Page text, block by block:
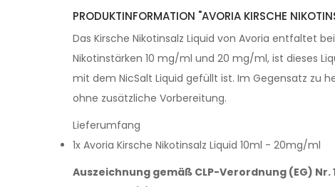
PRODUKTINFORMATION "AVORIA KIRSCHE
Das Kirsche Nikotinsalz Liquid von Avoria entfaltet
Nikotinstärken 10 mg/ml und 20 mg/ml, ist dieses
mit dem NicSalt Liquid gefüllt ist. Im Gegensatz zu
ohne zusätzliche Vorbereitung.
Lieferumfang
1x Avoria Kirsche Nikotinsalz Liquid 10ml - 20mg/ml
Auszeichnung gemäß CLP-Verordnung (EG) Nr.